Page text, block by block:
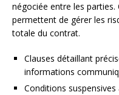
négociée entre les
permettent de gérer les
totale du contrat.
Clauses détaillant
informations
Conditions